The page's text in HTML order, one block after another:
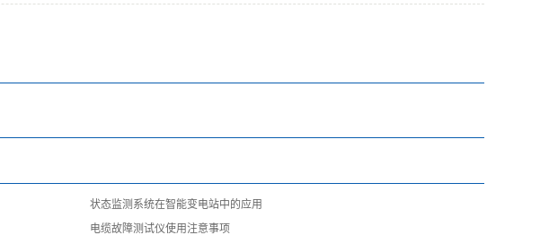
状态监测系统在智能变电站中的应用
电缆故障测试仪使用注意事项